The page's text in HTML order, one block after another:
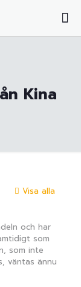
Kina
Visa alla
och har
som
som inte
väntas ännu